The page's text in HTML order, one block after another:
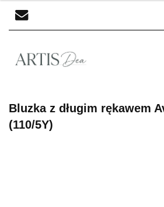
Bluzka z długim rękawem
(110/5Y)